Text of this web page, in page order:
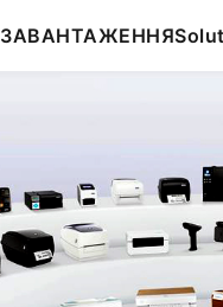
ЗАВАНТАЖЕННЯ